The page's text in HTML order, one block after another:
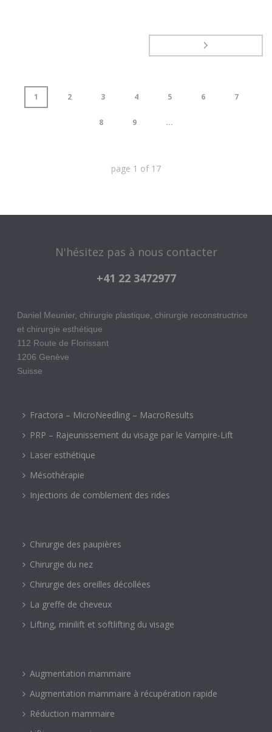
1 2 3 4 5 6 7
8 9 ...
page 1 of 17
N'hésitez pas à nous contacter
+41 22 3472977
Daniel Meunier, chirurgie plastique, chirurgie reconstructrice
et chirurgie esthétique
112 Route de Florissant
1206 Genève
Suisse
Fractora – MicroNeedling – MacroResults
PRP – Rajeunissement du visage par le Vampire-Lift
Laser esthétique
Mésothérapie
Injections de comblement des rides
Chirurgie des paupières
Chirurgie du nez
Chirurgie des oreilles décollées
La greffe de cheveux
Lifting, minilift et softlifting du visage
Augmentation mammaire
Augmentation mammaire à récupération rapide
Réduction mammaire